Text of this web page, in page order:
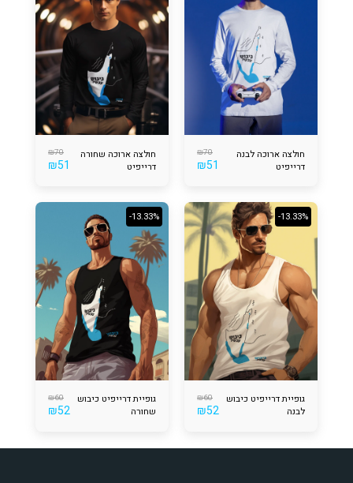
חולצה ארוכה לבנה
דרייפיט
₪70
₪51
חולצה ארוכה שחורה
דרייפיט
₪70
₪51
-13.33%
גופיית דרייפיט כיבוש
לבנה
₪60
₪52
-13.33%
גופיית דרייפיט כיבוש
שחורה
₪60
₪52